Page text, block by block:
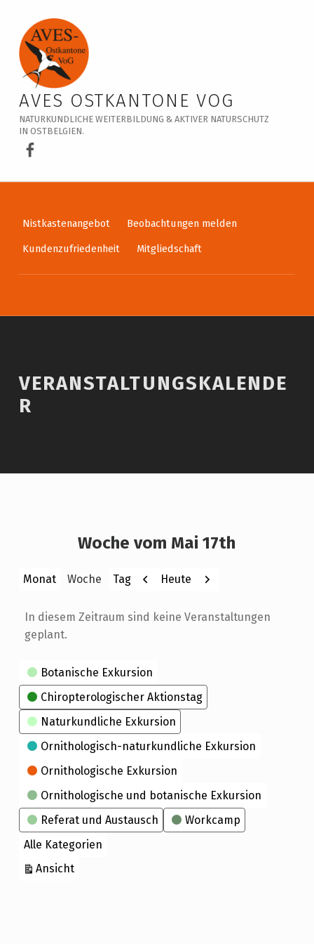
Veranstaltungskalender – AVES Ostkantone VoG
AVES OSTKANTONE VOG
NATURKUNDLICHE WEITERBILDUNG & AKTIVER NATURSCHUTZ
IN OSTBELGIEN.
AVES Ostkantone bei Facebook
Nistkastenangebot
Beobachtungen melden
Kundenzufriedenheit
Mitgliedschaft
VERANSTALTUNGSKALENDE
R
Woche vom Mai 17th
Monat Woche Tag Zurück
Heute Weiter
In diesem Zeitraum sind keine Veranstaltungen
geplant.
Kategorien
Botanische Exkursion
Chiropterologischer Aktionstag
Naturkundliche Exkursion
Ornithologisch-naturkundliche Exkursion
Ornithologische Exkursion
Ornithologische und botanische Exkursion
Referat und Austausch
Workcamp
Alle Kategorien
Ansichtausdrucken